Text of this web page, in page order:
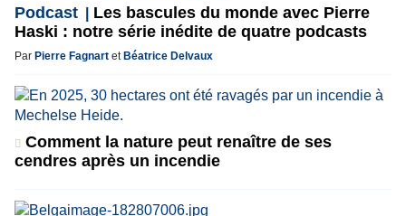
Podcast
Les bascules du monde avec Pierre
Haski : notre série inédite de quatre podcasts
Par Pierre Fagnart et Béatrice Delvaux
Comment la nature peut renaître de ses
cendres après un incendie